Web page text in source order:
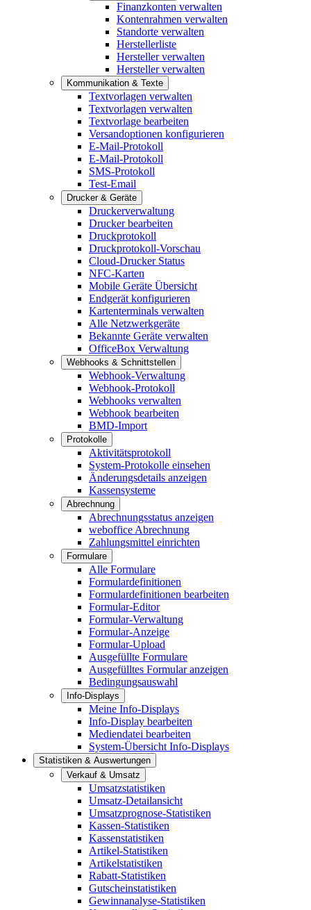
Finanzkonten verwalten
Kontenrahmen verwalten
Standorte verwalten
Herstellerliste
Hersteller verwalten
Hersteller verwalten
Kommunikation & Texte
Textvorlagen verwalten
Textvorlagen verwalten
Textvorlage bearbeiten
Versandoptionen konfigurieren
E-Mail-Protokoll
E-Mail-Protokoll
SMS-Protokoll
Test-Email
Drucker & Geräte
Druckerverwaltung
Drucker bearbeiten
Druckprotokoll
Druckprotokoll-Vorschau
Cloud-Drucker Status
NFC-Karten
Mobile Geräte Übersicht
Endgerät konfigurieren
Kartenterminals verwalten
Alle Netzwerkgeräte
Bekannte Geräte verwalten
OfficeBox Verwaltung
Webhooks & Schnittstellen
Webhook-Verwaltung
Webhook-Protokoll
Webhooks verwalten
Webhook bearbeiten
BMD-Import
Protokolle
Aktivitätsprotokoll
System-Protokolle einsehen
Änderungsdetails anzeigen
Kassensysteme
Abrechnung
Abrechnungsstatus anzeigen
weboffice Abrechnung
Zahlungsmittel einrichten
Formulare
Alle Formulare
Formulardefinitionen
Formulardefinitionen bearbeiten
Formular-Editor
Formular-Verwaltung
Formular-Anzeige
Formular-Upload
Ausgefüllte Formulare
Ausgefülltes Formular anzeigen
Bedingungsauswahl
Info-Displays
Meine Info-Displays
Info-Display bearbeiten
Mediendatei bearbeiten
System-Übersicht Info-Displays
Statistiken & Auswertungen
Verkauf & Umsatz
Umsatzstatistiken
Umsatz-Detailansicht
Umsatzprognose-Statistiken
Kassen-Statistiken
Kassenstatistiken
Artikel-Statistiken
Artikelstatistiken
Rabatt-Statistiken
Gutscheinstatistiken
Gewinnanalyse-Statistiken